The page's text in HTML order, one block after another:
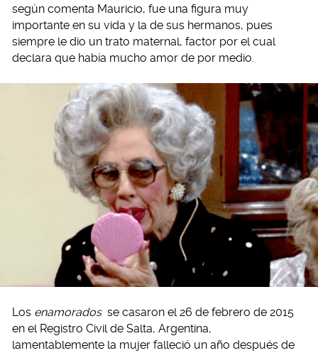
según comenta Mauricio, fue una figura muy
importante en su vida y la de sus hermanos, pues
siempre le dio un trato maternal, factor por el cual
declara que había mucho amor de por medio.
Los enamorados se casaron el 26 de febrero de 2015
en el Registro Civil de Salta, Argentina,
lamentablemente la mujer falleció un año después de